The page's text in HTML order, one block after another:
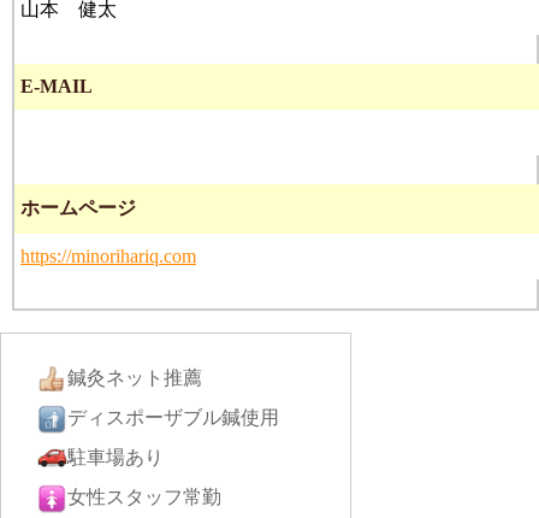
山本 健太
E-MAIL
ホームページ
https://minorihariq.com
鍼灸ネット推薦
ディスポーザブル鍼使用
駐車場あり
女性スタッフ常勤